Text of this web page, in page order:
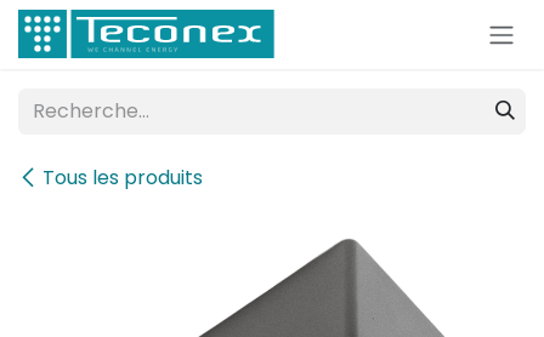
Se rendre au contenu
Tous les produits